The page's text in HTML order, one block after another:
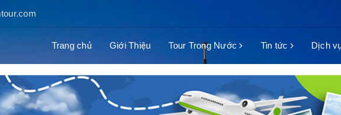
Trang chủ Giới Thiệu Tour Trong Nước Tin tức Dịch